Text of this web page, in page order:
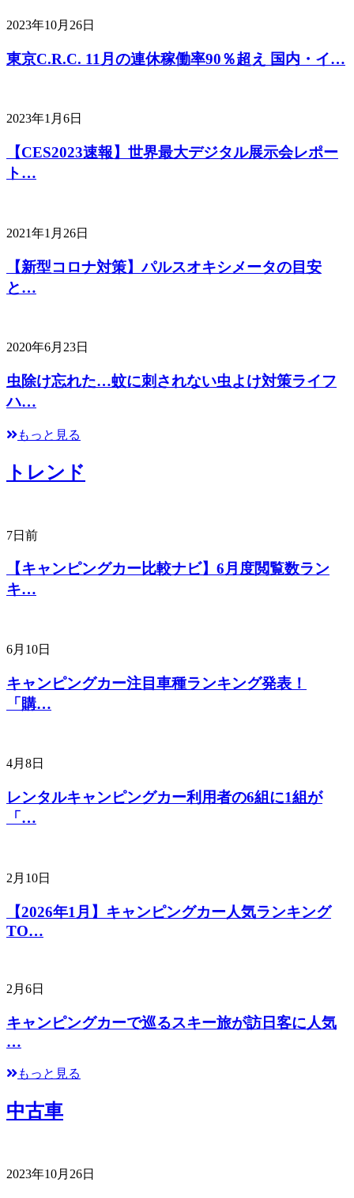
2023年10月26日
東京C.R.C. 11月の連休稼働率90％超え 国内・イ…
2023年1月6日
【CES2023速報】世界最大デジタル展示会レポー
ト…
2021年1月26日
【新型コロナ対策】パルスオキシメータの目安
と…
2020年6月23日
虫除け忘れた…蚊に刺されない虫よけ対策ライフ
ハ…
もっと見る
トレンド
7日前
【キャンピングカー比較ナビ】6月度閲覧数ラン
キ…
6月10日
キャンピングカー注目車種ランキング発表！
「購…
4月8日
レンタルキャンピングカー利用者の6組に1組が
「…
2月10日
【2026年1月】キャンピングカー人気ランキング
TO…
2月6日
キャンピングカーで巡るスキー旅が訪日客に人気
…
もっと見る
中古車
2023年10月26日